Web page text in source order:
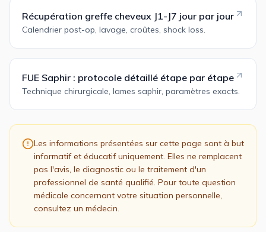
Récupération greffe cheveux J1-J7 jour par jour
Calendrier post-op, lavage, croûtes, shock loss.
FUE Saphir : protocole détaillé étape par étape
Technique chirurgicale, lames saphir, paramètres exacts.
Les informations présentées sur cette page sont à but
informatif et éducatif uniquement. Elles ne remplacent
pas l'avis, le diagnostic ou le traitement d'un
professionnel de santé qualifié. Pour toute question
médicale concernant votre situation personnelle,
consultez un médecin.